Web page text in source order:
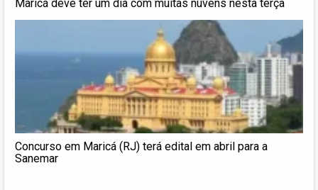
Maricá deve ter um dia com muitas nuvens nesta terça
Concurso em Maricá (RJ) terá edital em abril para a
Sanemar